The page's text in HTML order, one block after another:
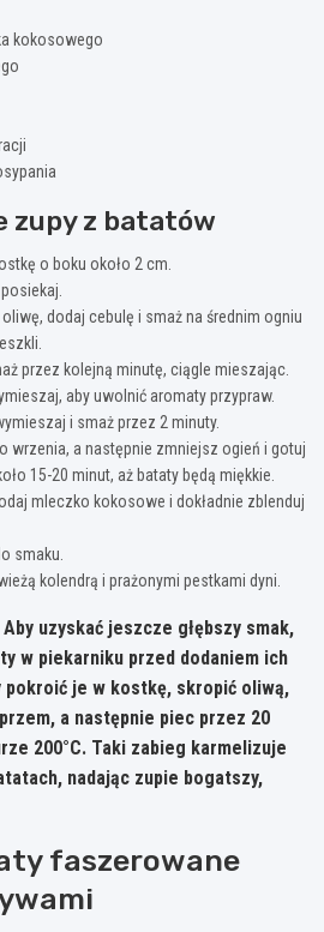
kokosowego
zupy z batatów
o boku około 2 cm.
dodaj cebulę i smaż na średnim ogniu
przez kolejną minutę, ciągle mieszając.
aby uwolnić aromaty przypraw.
i smaż przez 2 minuty.
wrzenia, a następnie zmniejsz ogień i gotuj
15-20 minut, aż bataty będą miękkie.
mleczko kokosowe i dokładnie zblenduj
smaku.
kolendrą i prażonymi pestkami dyni.
Aby uzyskać jeszcze głębszy smak,
w piekarniku przed dodaniem ich
pokroić je w kostkę, skropić oliwą,
a następnie piec przez 20
200°C. Taki zabieg karmelizuje
, nadając zupie bogatszy,
faszerowane